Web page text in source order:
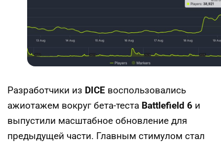
Разработчики из DICE воспользовались
ажиотажем вокруг бета-теста Battlefield 6 и
выпустили масштабное обновление для
предыдущей части. Главным стимулом стал